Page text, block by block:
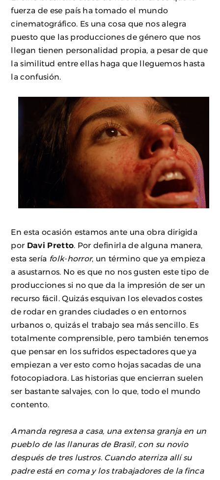
fuerza de ese país ha tomado el mundo
cinematográfico. Es una cosa que nos alegra
puesto que las producciones de género que nos
llegan tienen personalidad propia, a pesar de que
la similitud entre ellas haga que lleguemos hasta
la confusión.
En esta ocasión estamos ante una obra dirigida
por Davi Pretto . Por definirla de alguna manera,
esta sería folk-horror, un término que ya empieza
a asustarnos. No es que no nos gusten este tipo de
producciones si no que da la impresión de ser un
recurso fácil. Quizás esquivan los elevados costes
de rodar en grandes ciudades o en entornos
urbanos o, quizás el trabajo sea más sencillo. Es
totalmente comprensible, pero también tenemos
que pensar en los sufridos espectadores que ya
empiezan a ver esto como hojas sacadas de una
fotocopiadora. Las historias que encierran suelen
ser bastante salvajes, con lo que, todo el mundo
contento.
Amanda regresa a casa, una extensa granja en un
pueblo de las llanuras de Brasil, con su novio
después de tres lustros. Cuando aterriza allí su
padre está en coma y los trabajadores de la finca